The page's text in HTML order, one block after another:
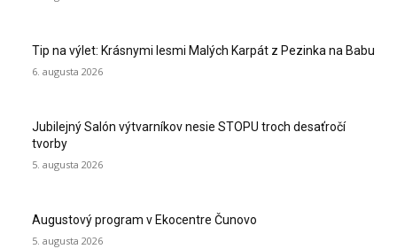
Tip na výlet: Krásnymi lesmi Malých Karpát z Pezinka na Babu
6. augusta 2026
Jubilejný Salón výtvarníkov nesie STOPU troch desaťročí
tvorby
5. augusta 2026
Augustový program v Ekocentre Čunovo
5. augusta 2026